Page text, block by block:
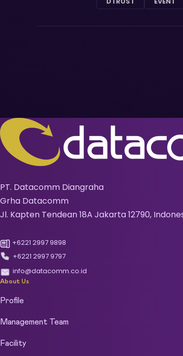
PT. Datacomm Diangraha
Grha Datacomm
Jl. Kapten Tendean 18A Jakarta 12790,
+6221 2997 9898
+6221 2997 9797
info@datacomm.co.id
About Us
Profile
Management Team
Facility